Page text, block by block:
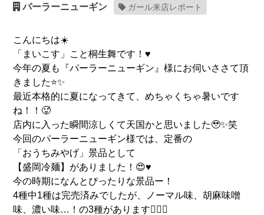
パーラーニューギン ガール来店レポート
こんにちは☀️
「まいこす」こと桐生舞です！♥️
今年の夏も『パーラーニューギン』様にお伺いささて頂
きました⭐️✨
最近本格的に夏になってきて、めちゃくちゃ暑いです
ね！！🥵
店内に入った瞬間涼しくて天国かと思いました🥹✨笑
今回のパーラーニューギン様では、定番の
「おうちみやげ」景品として
【盛岡冷麺】がありました！😍♥️
今の時期になんとぴったりな景品ー！
4種中1種は完売済みでしたが、ノーマル味、胡麻味噌
味、濃い味…！の3種があります🙆‍♀️✨